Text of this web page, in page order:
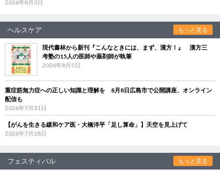
2026年8月3日
ヘルスケア もっと見る
現代書林から新刊『こんなときには、まず、漢方！』 漢方三
考塾の15人の医師や薬剤師が執筆
2026年8月5日
重症筋無力症への正しい知識と理解を 8月8日広島市で公開講座、オンライン
配信も
2026年7月31日
【がんを生きる緩和ケア医・大橋洋平「足し算命」】天空を見上げて
2026年7月28日
フェスティバル もっと見る